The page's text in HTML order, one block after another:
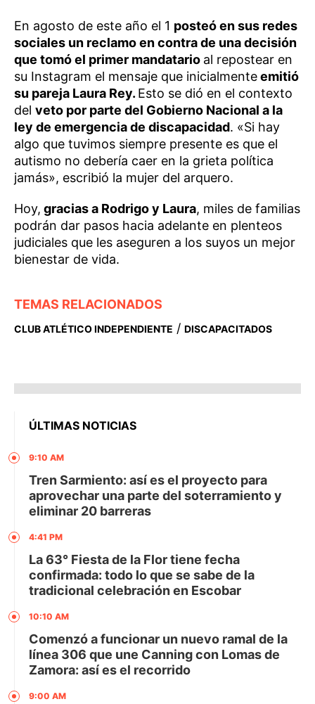
En agosto de este año el 1 posteó en sus redes
sociales un reclamo en contra de una decisión
que tomó el primer mandatario al repostear en
su Instagram el mensaje que inicialmenteemitió
su pareja Laura Rey. Esto se dió en el contexto
del veto por parte del Gobierno Nacional a la
ley de emergencia de discapacidad. «Si hay
algo que tuvimos siempre presente es que el
autismo no debería caer en la grieta política
jamás», escribió la mujer del arquero.
Hoy, gracias a Rodrigo y Laura, miles de familias
podrán dar pasos hacia adelante en plenteos
judiciales que les aseguren a los suyos un mejor
bienestar de vida.
TEMAS RELACIONADOS
CLUB ATLÉTICO INDEPENDIENTE / DISCAPACITADOS
ÚLTIMAS NOTICIAS
9:10 AM
Tren Sarmiento: así es el proyecto para
aprovechar una parte del soterramiento y
eliminar 20 barreras
4:41 PM
La 63° Fiesta de la Flor tiene fecha
confirmada: todo lo que se sabe de la
tradicional celebración en Escobar
10:10 AM
Comenzó a funcionar un nuevo ramal de la
línea 306 que une Canning con Lomas de
Zamora: así es el recorrido
9:00 AM